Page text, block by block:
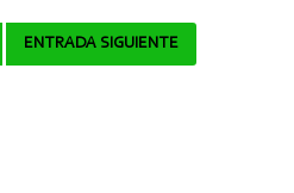
ENTRADA SIGUIENTE